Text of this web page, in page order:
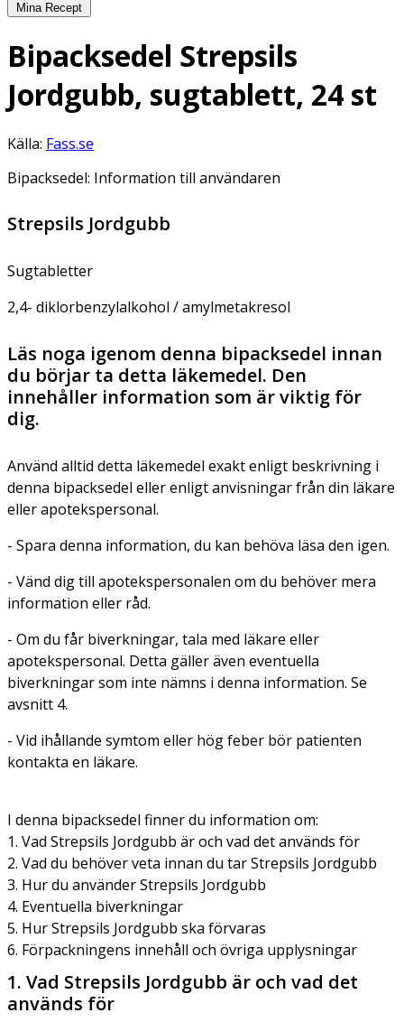
Mina Recept
Bipacksedel Strepsils
Jordgubb, sugtablett, 24 st
Källa: Fass.se
Bipacksedel: Information till användaren
Strepsils Jordgubb
Sugtabletter
2,4- diklorbenzylalkohol / amylmetakresol
Läs noga igenom denna bipacksedel innan
du börjar ta detta läkemedel. Den
innehåller information som är viktig för
dig.
Använd alltid detta läkemedel exakt enligt beskrivning i
denna bipacksedel eller enligt anvisningar från din läkare
eller apotekspersonal.
- Spara denna information, du kan behöva läsa den igen.
- Vänd dig till apotekspersonalen om du behöver mera
information eller råd.
- Om du får biverkningar, tala med läkare eller
apotekspersonal. Detta gäller även eventuella
biverkningar som inte nämns i denna information. Se
avsnitt 4.
- Vid ihållande symtom eller hög feber bör patienten
kontakta en läkare.
I denna bipacksedel finner du information om:
1. Vad Strepsils Jordgubb är och vad det används för
2. Vad du behöver veta innan du tar Strepsils Jordgubb
3. Hur du använder Strepsils Jordgubb
4. Eventuella biverkningar
5. Hur Strepsils Jordgubb ska förvaras
6. Förpackningens innehåll och övriga upplysningar
1. Vad Strepsils Jordgubb är och vad det
används för